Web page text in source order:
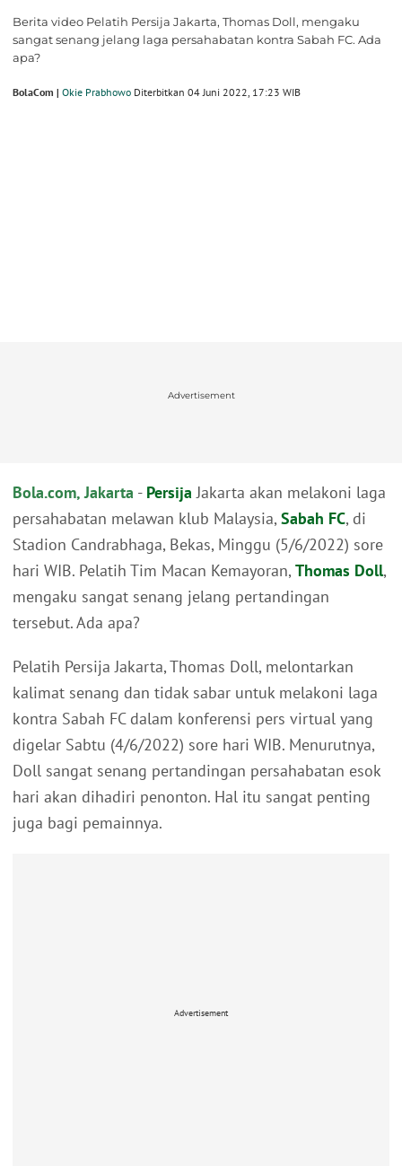
Berita video Pelatih Persija Jakarta, Thomas Doll, mengaku
sangat senang jelang laga persahabatan kontra Sabah FC. Ada
apa?
BolaCom | Okie Prabhowo Diterbitkan 04 Juni 2022, 17:23 WIB
Advertisement
Bola.com, Jakarta - Persija Jakarta akan melakoni laga
persahabatan melawan klub Malaysia, Sabah FC, di
Stadion Candrabhaga, Bekas, Minggu (5/6/2022) sore
hari WIB. Pelatih Tim Macan Kemayoran, Thomas Doll,
mengaku sangat senang jelang pertandingan
tersebut. Ada apa?
Pelatih Persija Jakarta, Thomas Doll, melontarkan
kalimat senang dan tidak sabar untuk melakoni laga
kontra Sabah FC dalam konferensi pers virtual yang
digelar Sabtu (4/6/2022) sore hari WIB. Menurutnya,
Doll sangat senang pertandingan persahabatan esok
hari akan dihadiri penonton. Hal itu sangat penting
juga bagi pemainnya.
Advertisement